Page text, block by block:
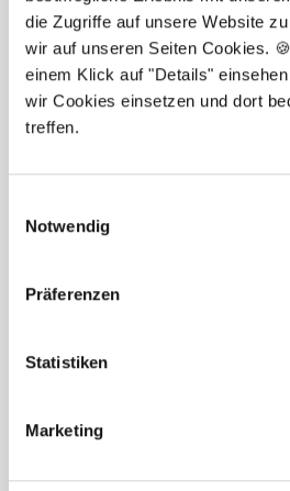
die Zugriffe auf unsere Website
wir auf unseren Seiten Cookies.
einem Klick auf "Details"
wir Cookies einsetzen und dort
treffen.
Notwendig
Präferenzen
Statistiken
Marketing
Newsletter-Service:
Neuigkeiten in der
informiert werden und
analysiert werden,
bereitgestellt werden
habe ich die
habe ich die